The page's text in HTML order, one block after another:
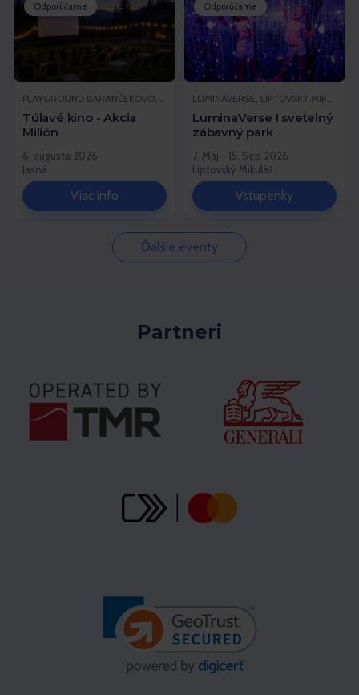
Odporúčame
PLAYGROUND BARANČEKOVO, DEMÄNOVSKÁ DOLINA
Túlavé kino - Akcia
Milión
6. augusta 2026
Jasná
Viac info
Odporúčame
LUMINAVERSE, LIPTOVSKÝ MIKULÁŠ
LuminaVerse I svetelný
zábavný park
7. Máj - 15. Sep 2026
Liptovský Mikuláš
Vstupenky
Ďalšie eventy
Partneri